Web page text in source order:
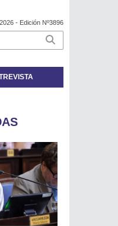
- Edición Nº3896